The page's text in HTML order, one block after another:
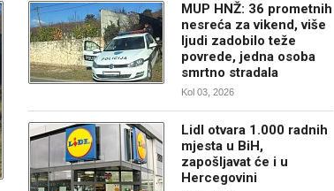
MUP HNŽ: 36 prometnih
nesreća za vikend, više
ljudi zadobilo teže
povrede, jedna osoba
smrtno stradala
Kol 03, 2026
Lidl otvara 1.000 radnih
mjesta u BiH,
zapošljavat će i u
Hercegovini